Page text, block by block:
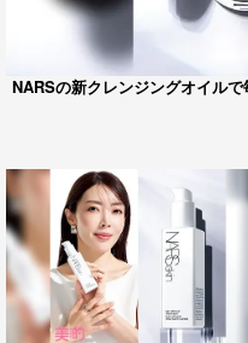
NARSの新クレンジングオイル